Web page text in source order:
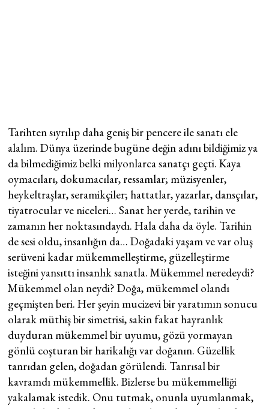
Tarihten sıyrılıp daha geniş bir pencere ile sanatı ele
alalım. Dünya üzerinde bugüne değin adını bildiğimiz ya
da bilmediğimiz belki milyonlarca sanatçı geçti. Kaya
oymacıları, dokumacılar, ressamlar; müzisyenler,
heykeltraşlar, seramikçiler; hattatlar, yazarlar, dansçılar,
tiyatrocular ve niceleri… Sanat her yerde, tarihin ve
zamanın her noktasındaydı. Hala daha da öyle. Tarihin
de sesi oldu, insanlığın da… Doğadaki yaşam ve var oluş
serüveni kadar mükemmelleştirme, güzelleştirme
isteğini yansıttı insanlık sanatla. Mükemmel neredeydi?
Mükemmel olan neydi? Doğa, mükemmel olandı
geçmişten beri. Her şeyin mucizevi bir yaratımın sonucu
olarak müthiş bir simetrisi, sakin fakat hayranlık
duyduran mükemmel bir uyumu, gözü yormayan
gönlü coşturan bir harikalığı var doğanın. Güzellik
tanrıdan gelen, doğadan görülendi. Tanrısal bir
kavramdı mükemmellik. Bizlerse bu mükemmelliği
yakalamak istedik. Onu tutmak, onunla uyumlanmak,